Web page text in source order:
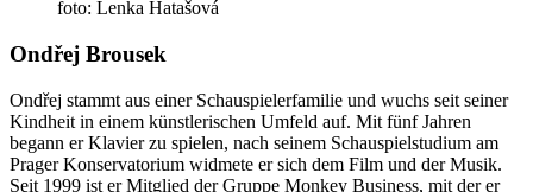
foto: Lenka Hatašová
Ondřej Brousek
Ondřej stammt aus einer Schauspielerfamilie und wuchs seit seiner
Kindheit in einem künstlerischen Umfeld auf. Mit fünf Jahren
begann er Klavier zu spielen, nach seinem Schauspielstudium am
Prager Konservatorium widmete er sich dem Film und der Musik.
Seit 1999 ist er Mitglied der Gruppe Monkey Business, mit der er